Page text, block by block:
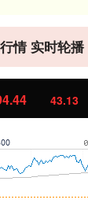
情 实时轮播
43.13